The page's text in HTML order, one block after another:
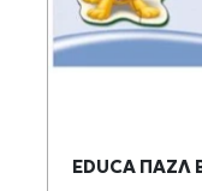
EDUCA ΠΑΖΛ